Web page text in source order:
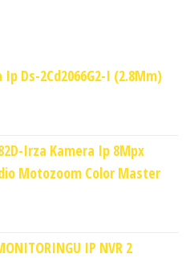
Ds-2Cd2066G2-I (2.8Mm)
Irza Kamera Ip 8Mpx
Motozoom Color Master
IP NVR 2